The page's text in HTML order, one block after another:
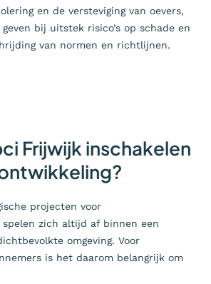
en de versteviging van oevers,
bij uitstek risico’s op schade en
van normen en richtlijnen.
Frijwijk inschakelen
projecten voor
zich altijd af binnen een
omgeving. Voor
is het daarom belangrijk om